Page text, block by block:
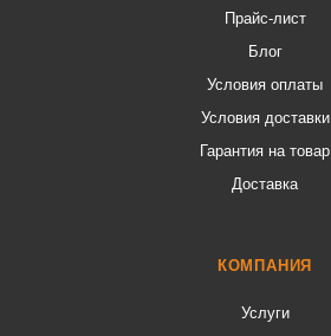
Прайс-лист
Блог
Условия оплаты
Условия доставки
Гарантия на товар
Доставка
КОМПАНИЯ
Услуги